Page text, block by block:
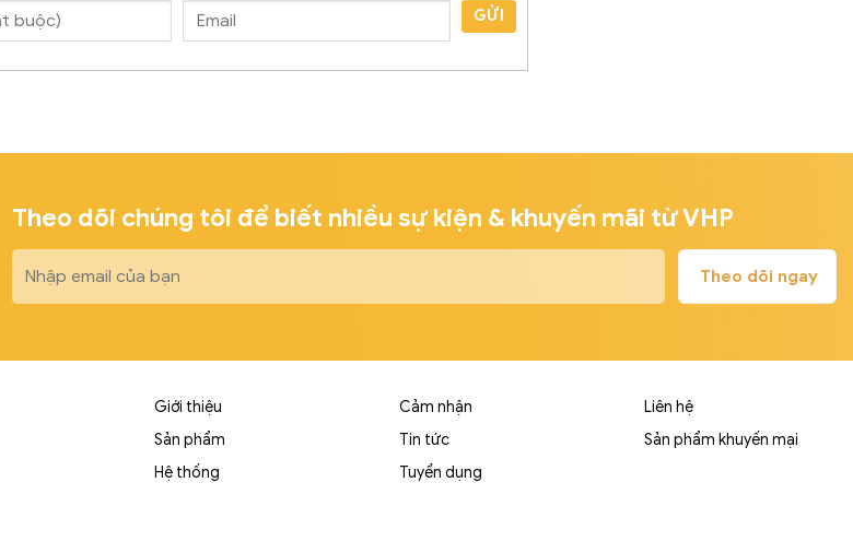
GỬI
Theo dõi chúng tôi để biết nhiều sự kiện & khuyến mãi từ VHP
Giới thiệu
Sản phẩm
Hệ thống
Cảm nhận
Tin tức
Tuyển dụng
Liên hệ
Sản phẩm khuyến mại